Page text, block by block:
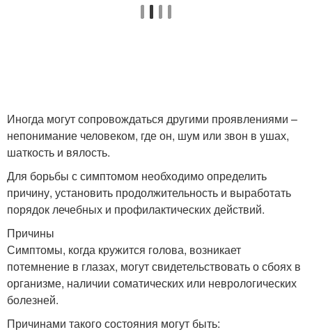
Иногда могут сопровождаться другими проявлениями –
непонимание человеком, где он, шум или звон в ушах,
шаткость и вялость.
Для борьбы с симптомом необходимо определить
причину, установить продолжительность и выработать
порядок лечебных и профилактических действий.
Причины
Симптомы, когда кружится голова, возникает
потемнение в глазах, могут свидетельствовать о сбоях в
организме, наличии соматических или неврологических
болезней.
Причинами такого состояния могут быть: